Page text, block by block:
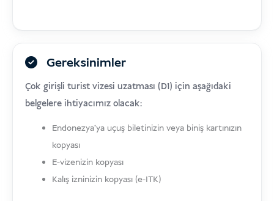
Gereksinimler
Çok girişli turist vizesi uzatması (D1) için aşağıdaki
belgelere ihtiyacımız olacak:
Endonezya'ya uçuş biletinizin veya biniş kartınızın
kopyası
E-vizenizin kopyası
Kalış izninizin kopyası (e-ITK)